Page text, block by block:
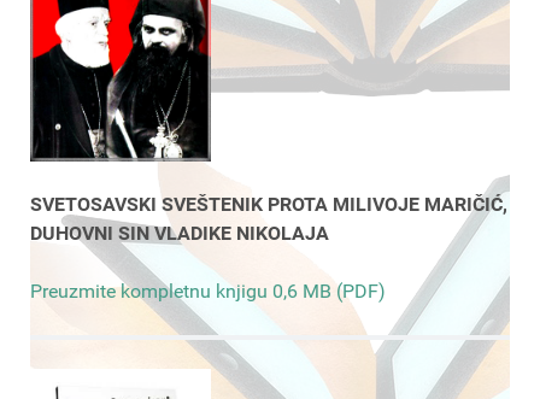
SVETOSAVSKI SVEŠTENIK PROTA MILIVOJE MARIČIĆ,
DUHOVNI SIN VLADIKE NIKOLAJA
Preuzmite kompletnu knjigu 0,6 MB (PDF)